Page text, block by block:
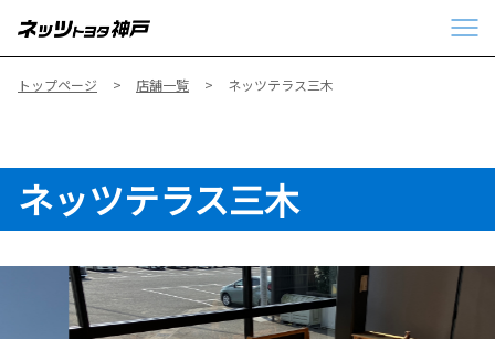
トップページ 店舗一覧 ネッツテラス三木
ネッツテラス三木